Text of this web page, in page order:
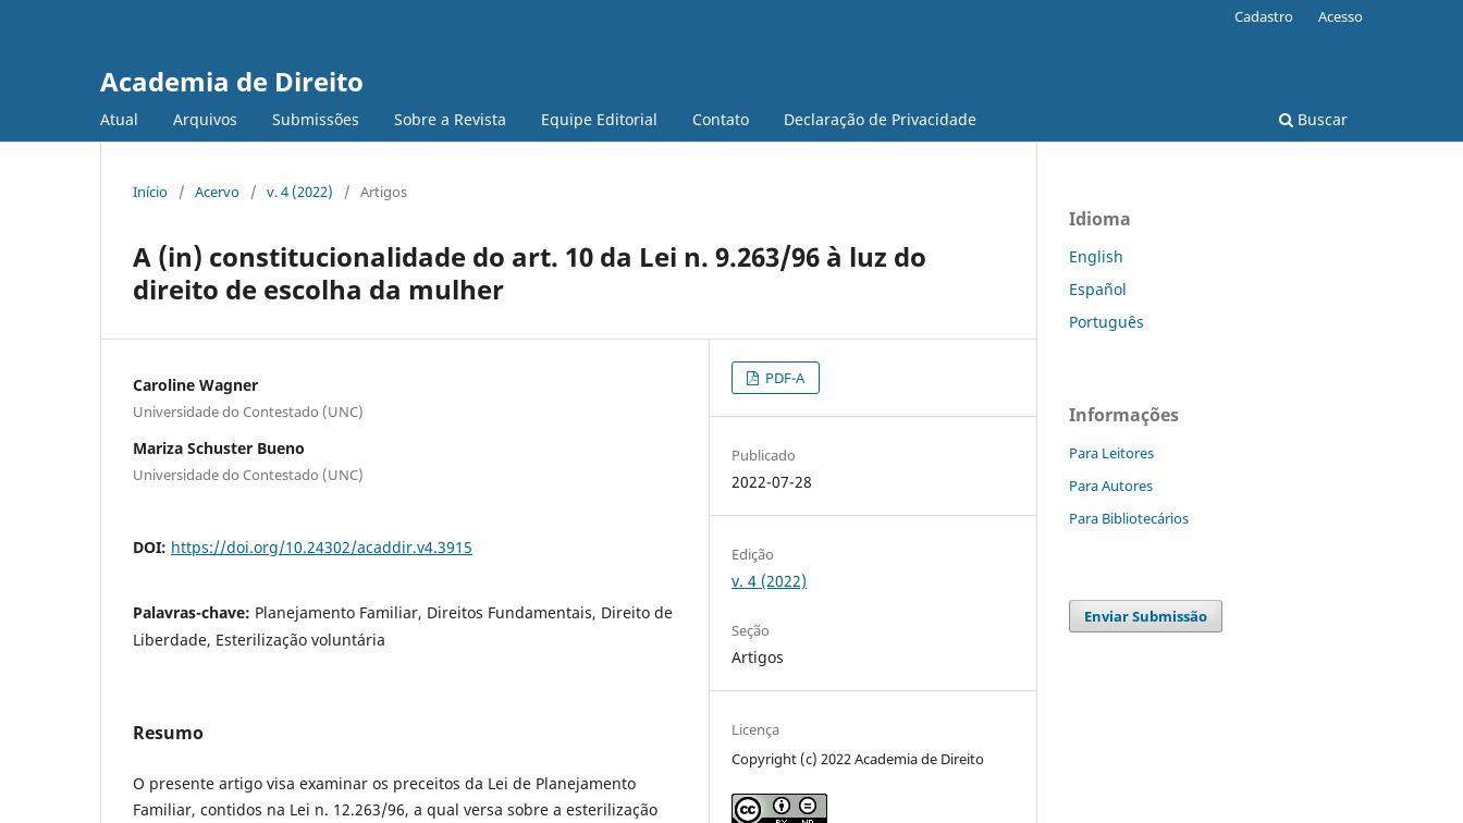
Academia de Direito
Atual Arquivos Submissões Sobre a Revista Equipe Editorial Contato Declaração de Privacidade Buscar
Cadastro Acesso
Início / Acervo / v. 4 (2022) / Artigos
A (in) constitucionalidade do art. 10 da Lei n. 9.263/96 à luz do
direito de escolha da mulher
Caroline Wagner
Universidade do Contestado (UNC)
Mariza Schuster Bueno
Universidade do Contestado (UNC)
DOI: https://doi.org/10.24302/acaddir.v4.3915
Palavras-chave: Planejamento Familiar, Direitos Fundamentais, Direito de
Liberdade, Esterilização voluntária
Resumo
O presente artigo visa examinar os preceitos da Lei de Planejamento
Familiar, contidos na Lei n. 12.263/96, a qual versa sobre a esterilização
PDF-A
Publicado
2022-07-28
Edição
v. 4 (2022)
Seção
Artigos
Licença
Copyright (c) 2022 Academia de Direito
Idioma
English
Español
Português
Informações
Para Leitores
Para Autores
Para Bibliotecários
Enviar Submissão